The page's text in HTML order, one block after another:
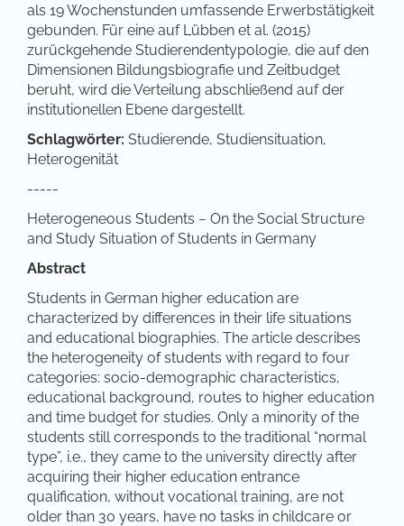
als 19 Wochenstunden umfassende Erwerbstätigkeit
gebunden. Für eine auf Lübben et al. (2015)
zurückgehende Studierendentypologie, die auf den
Dimensionen Bildungsbiografie und Zeitbudget
beruht, wird die Verteilung abschließend auf der
institutionellen Ebene dargestellt.
Schlagwörter: Studierende, Studiensituation,
Heterogenität
-----
Heterogeneous Students − On the Social Structure
and Study Situation of Students in Germany
Abstract
Students in German higher education are
characterized by differences in their life situations
and educational biographies. The article describes
the heterogeneity of students with regard to four
categories: socio-demographic characteristics,
educational background, routes to higher education
and time budget for studies. Only a minority of the
students still corresponds to the traditional “normal
type”, i.e., they came to the university directly after
acquiring their higher education entrance
qualification, without vocational training, are not
older than 30 years, have no tasks in childcare or